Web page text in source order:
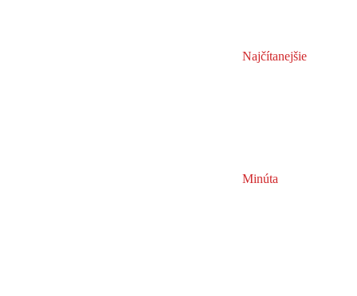
Najčítanejšie
Minúta